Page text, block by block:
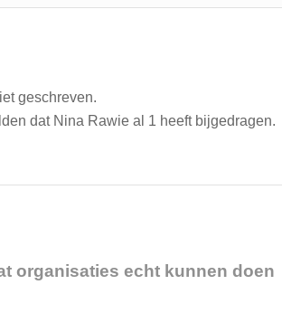
geschreven.
dat Nina Rawieal 1 heeft bijgedragen.
organisaties echt kunnen doen